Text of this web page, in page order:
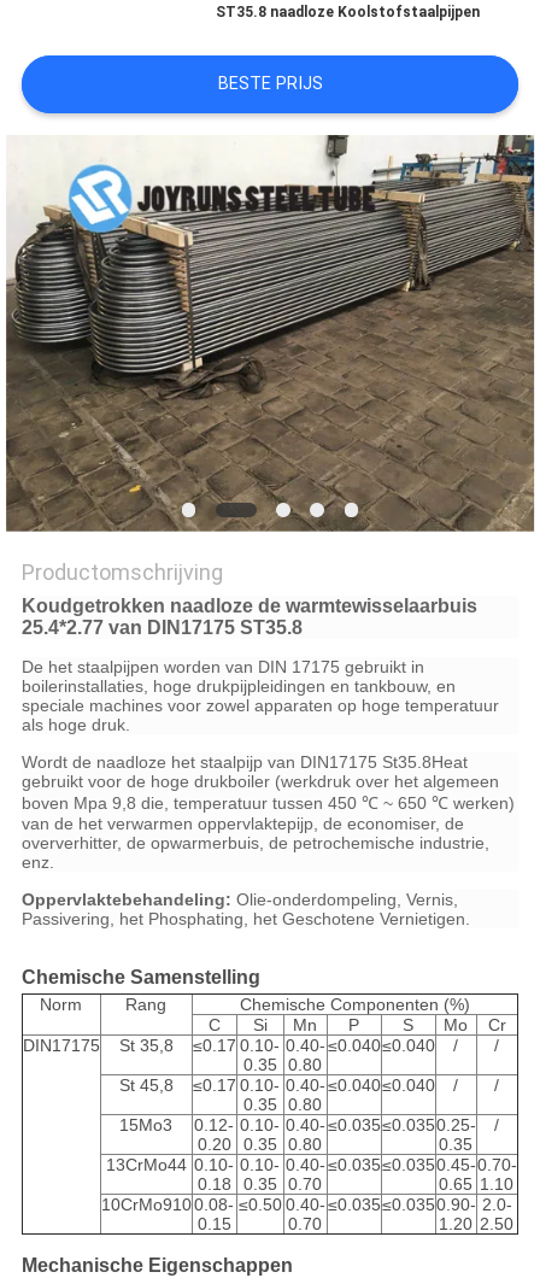
PRIVACYBELEID
ST35.8 naadloze Koolstofstaalpijpen
BESTE PRIJS
Productomschrijving
Koudgetrokken naadloze de warmtewisselaarbuis
25.4*2.77 van DIN17175 ST35.8
De het staalpijpen worden van DIN 17175 gebruikt in
boilerinstallaties, hoge drukpijpleidingen en tankbouw, en
speciale machines voor zowel apparaten op hoge temperatuur
als hoge druk.
Wordt de naadloze het staalpijp van DIN17175 St35.8Heat
gebruikt voor de hoge drukboiler (werkdruk over het algemeen
boven Mpa 9,8 die, temperatuur tussen 450 ℃ ~ 650 ℃ werken)
van de het verwarmen oppervlaktepijp, de economiser, de
oververhitter, de opwarmerbuis, de petrochemische industrie,
enz.
Oppervlaktebehandeling: Olie-onderdompeling, Vernis,
Passivering, het Phosphating, het Geschotene Vernietigen.
Chemische Samenstelling
Norm Rang
Chemische Componenten (%)
C
Si Mn P S Mo
Cr
DIN17175
St 35,8 ≤0.17 0.10-
0.35
0.40-
0.80
≤0.040≤0.040 / /
St 45,8 ≤0.17 0.10-
0.35
0.40-
0.80
≤0.040≤0.040 / /
15Mo3
0.12-
0.20
0.10-
0.35
0.40-
0.80
≤0.035≤0.0350.25-
0.35
/
13CrMo44 0.10-
0.18
0.10-
0.35
0.40-
0.70
≤0.035≤0.0350.45-
0.65
0.70-
1.10
10CrMo9100.08-
0.15
≤0.500.40-
0.70
≤0.035≤0.0350.90-
1.20
2.0-
2.50
Mechanische Eigenschappen